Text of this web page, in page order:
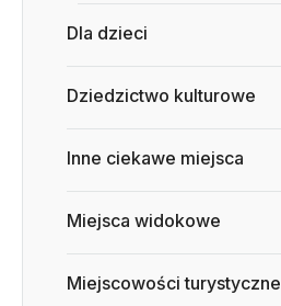
Dla dzieci
Dziedzictwo kulturowe
Inne ciekawe miejsca
Miejsca widokowe
Miejscowości turystyczne